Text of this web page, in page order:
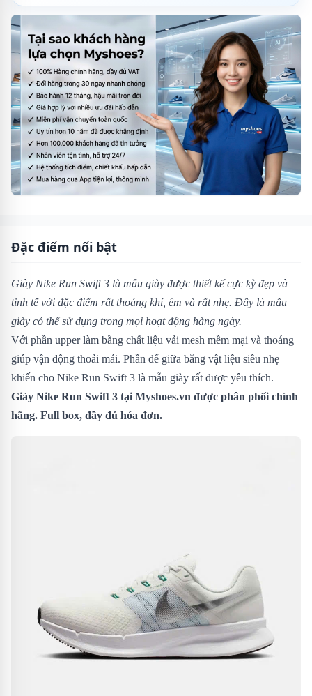
Đặc điểm nổi bật
Giày Nike Run Swift 3 là mẫu giày được thiết kế cực kỳ đẹp và
tinh tế với đặc điểm rất thoáng khí, êm và rất nhẹ. Đây là mẫu
giày có thể sử dụng trong mọi hoạt động hàng ngày.
Với phần upper làm bằng chất liệu vải mesh mềm mại và thoáng
giúp vận động thoải mái. Phần đế giữa bằng vật liệu siêu nhẹ
khiến cho Nike Run Swift 3 là mẫu giày rất được yêu thích.
Giày Nike Run Swift 3 tại Myshoes.vn được phân phối chính
hãng. Full box, đầy đủ hóa đơn.